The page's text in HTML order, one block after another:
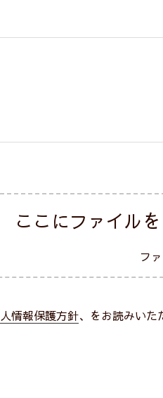
ここにファイル
フ
情報保護方針、をお読みいた